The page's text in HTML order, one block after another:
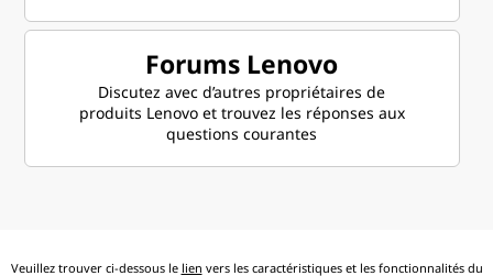
Forums Lenovo
Discutez avec d’autres propriétaires de
produits Lenovo et trouvez les réponses aux
questions courantes
Veuillez trouver ci-dessous le lien vers les caractéristiques et les fonctionnalités du